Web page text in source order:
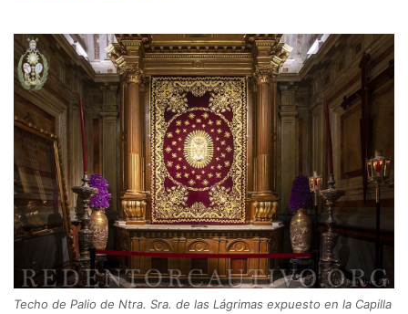
Techo de Palio de Ntra. Sra. de las Lágrimas expuesto en la Capilla